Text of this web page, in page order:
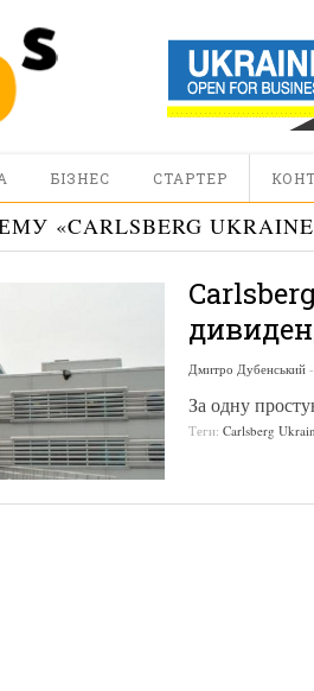
БІЗНЕС СТАРТЕР
«CARLSBERG UKRAINE
Дмитро Дубенський -
За одну
Теги: Carlsberg